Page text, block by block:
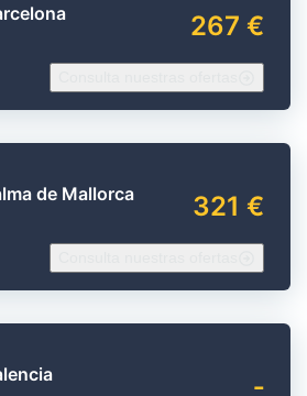
267 €
de Mallorca 321 €
‐